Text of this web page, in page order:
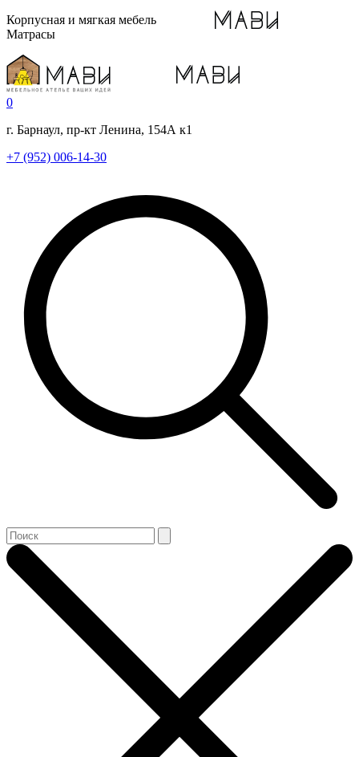
Корпусная и мягкая мебель
Матрасы
0
г. Барнаул, пр-кт Ленина, 154А к1
+7 (952) 006-14-30